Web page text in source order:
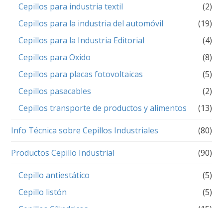
Cepillos para industria textil
(2)
Cepillos para la industria del automóvil
(19)
Cepillos para la Industria Editorial
(4)
Cepillos para Oxido
(8)
Cepillos para placas fotovoltaicas
(5)
Cepillos pasacables
(2)
Cepillos transporte de productos y alimentos
(13)
Info Técnica sobre Cepillos Industriales (80)
Productos Cepillo Industrial (90)
Cepillo antiestático
(5)
Cepillo listón
(5)